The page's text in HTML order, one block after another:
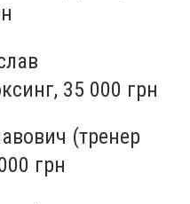
35 000 грн
(тренер
грн